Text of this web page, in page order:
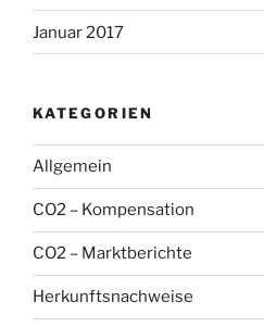
Januar 2017
KATEGORIEN
Allgemein
CO2 – Kompensation
CO2 – Marktberichte
Herkunftsnachweise